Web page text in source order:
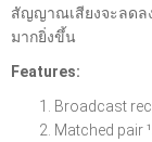
สัญญาณเสียงจะลดล
มากยิ่งขึ้น
Features:
Broadcast
Matched pair